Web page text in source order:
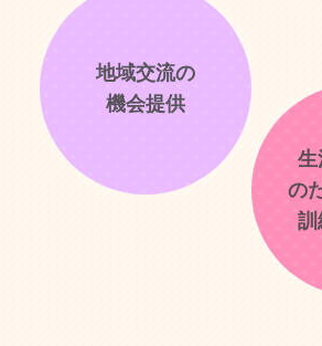
地域交流の
機会提供
生
の
訓